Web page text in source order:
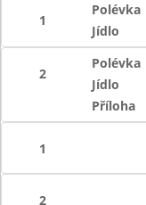
1
Polévka
Jídlo
2
Polévka
Jídlo
Příloha
1
2